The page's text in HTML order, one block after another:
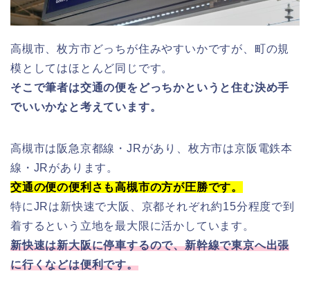
高槻市、枚方市どっちが住みやすいかですが、町の規
模としてはほとんど同じです。
そこで筆者は交通の便をどっちかというと住む決め手
でいいかなと考えています。
高槻市は阪急京都線・JRがあり、枚方市は京阪電鉄本
線・JRがあります。
交通の便の便利さも高槻市の方が圧勝です。
特にJRは新快速で大阪、京都それぞれ約15分程度で到
着するという立地を最大限に活かしています。
新快速は新大阪に停車するので、新幹線で東京へ出張
に行くなどは便利です。